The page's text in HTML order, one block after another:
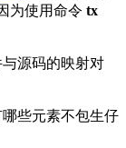
为使用命令 tx
源码的映射对
些元素不包生仔